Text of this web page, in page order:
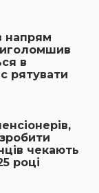
напрям
в
рятувати
чекають
році